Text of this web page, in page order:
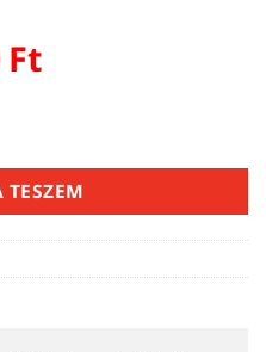
Ft
2.6m, fehér mennyiség
TESZEM